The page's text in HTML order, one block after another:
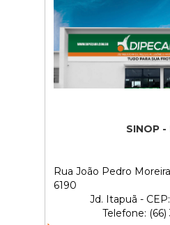
SINOP -
Rua João Pedro
6190
Jd. Itapuã -
Telefone: (66)